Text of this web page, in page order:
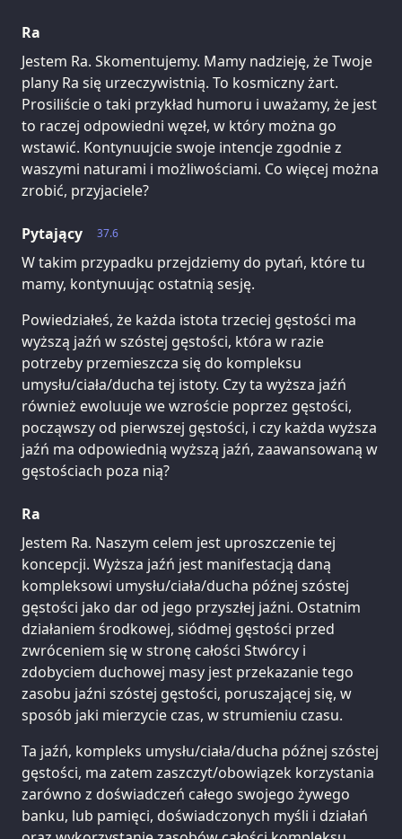
Ra
Jestem Ra. Skomentujemy. Mamy nadzieję, że Twoje
plany Ra się urzeczywistnią. To kosmiczny żart.
Prosiliście o taki przykład humoru i uważamy, że jest
to raczej odpowiedni węzeł, w który można go
wstawić. Kontynuujcie swoje intencje zgodnie z
waszymi naturami i możliwościami. Co więcej można
zrobić, przyjaciele?
37.6
Pytający
W takim przypadku przejdziemy do pytań, które tu
mamy, kontynuując ostatnią sesję.
Powiedziałeś, że każda istota trzeciej gęstości ma
wyższą jaźń w szóstej gęstości, która w razie
potrzeby przemieszcza się do kompleksu
umysłu/ciała/ducha tej istoty. Czy ta wyższa jaźń
również ewoluuje we wzroście poprzez gęstości,
począwszy od pierwszej gęstości, i czy każda wyższa
jaźń ma odpowiednią wyższą jaźń, zaawansowaną w
gęstościach poza nią?
Ra
Jestem Ra. Naszym celem jest uproszczenie tej
koncepcji. Wyższa jaźń jest manifestacją daną
kompleksowi umysłu/ciała/ducha późnej szóstej
gęstości jako dar od jego przyszłej jaźni. Ostatnim
działaniem środkowej, siódmej gęstości przed
zwróceniem się w stronę całości Stwórcy i
zdobyciem duchowej masy jest przekazanie tego
zasobu jaźni szóstej gęstości, poruszającej się, w
sposób jaki mierzycie czas, w strumieniu czasu.
Ta jaźń, kompleks umysłu/ciała/ducha późnej szóstej
gęstości, ma zatem zaszczyt/obowiązek korzystania
zarówno z doświadczeń całego swojego żywego
banku, lub pamięci, doświadczonych myśli i działań